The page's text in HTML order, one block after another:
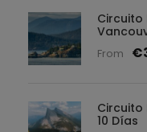
From
10 Días